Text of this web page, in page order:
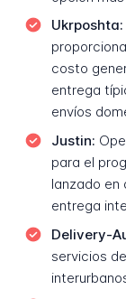
Ukrposhta:
costo
entrega
envíos
Justin:
para el
lanzado en
entrega
Delivery-
servicios